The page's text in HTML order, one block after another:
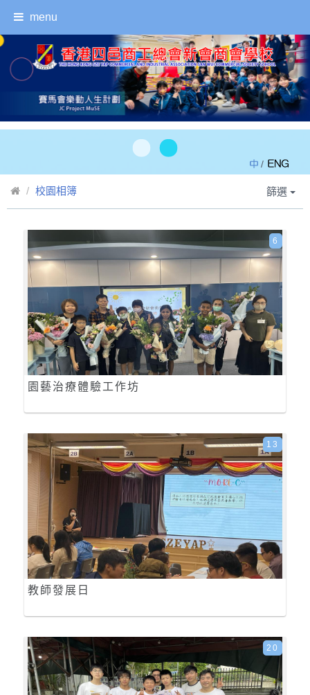
menu
/
校園相簿 篩選
園藝治療體驗工作坊
6
教師發展日
13
20